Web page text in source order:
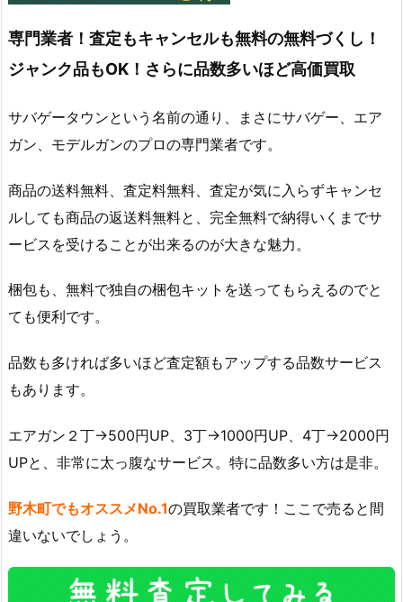
専門業者！査定もキャンセルも無料の無料づくし！
ジャンク品もOK！さらに品数多いほど高価買取
サバゲータウンという名前の通り、まさにサバゲー、エア
ガン、モデルガンのプロの専門業者です。
商品の送料無料、査定料無料、査定が気に入らずキャンセ
ルしても商品の返送料無料と、完全無料で納得いくまでサ
ービスを受けることが出来るのが大きな魅力。
梱包も、無料で独自の梱包キットを送ってもらえるのでと
ても便利です。
品数も多ければ多いほど査定額もアップする品数サービス
もあります。
エアガン２丁→500円UP、3丁→1000円UP、4丁→2000円
UPと、非常に太っ腹なサービス。特に品数多い方は是非。
野木町でもオススメNo.1の買取業者です！ここで売ると間
違いないでしょう。